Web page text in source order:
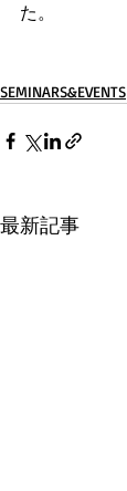
た。
SEMINARS&EVENTS
最新記事